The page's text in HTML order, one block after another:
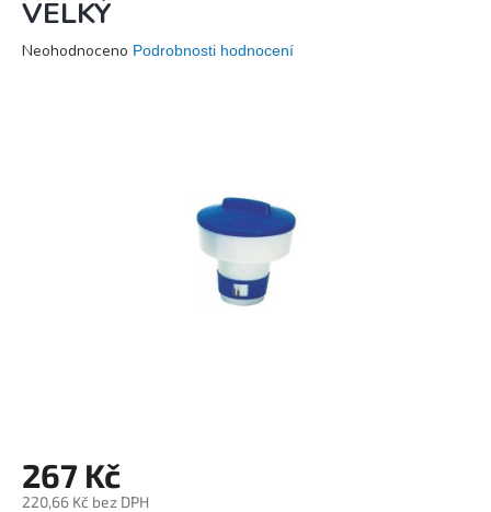
VELKÝ
Průměrné
Neohodnoceno Podrobnosti hodnocení
267 Kč
220,66 Kč bez DPH